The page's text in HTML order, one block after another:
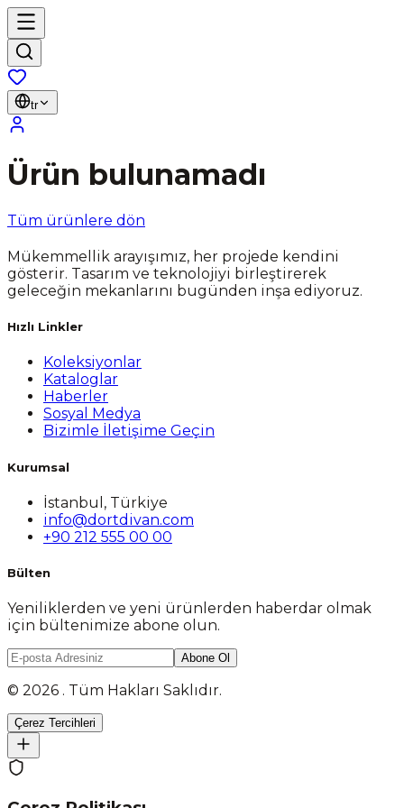
tr
Ürün bulunamadı
Tüm ürünlere dön
Mükemmellik arayışımız, her projede kendini
gösterir. Tasarım ve teknolojiyi birleştirerek
geleceğin mekanlarını bugünden inşa ediyoruz.
Hızlı Linkler
Koleksiyonlar
Kataloglar
Haberler
Sosyal Medya
Bizimle İletişime Geçin
Kurumsal
İstanbul, Türkiye
info@dortdivan.com
+90 212 555 00 00
Bülten
Yeniliklerden ve yeni ürünlerden haberdar olmak
için bültenimize abone olun.
Abone Ol
© 2026 . Tüm Hakları Saklıdır.
Çerez Tercihleri